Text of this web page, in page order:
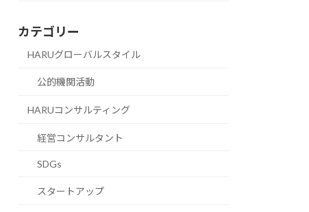
カテゴリー
HARUグローバルスタイル
公的機関活動
HARUコンサルティング
経営コンサルタント
SDGs
スタートアップ